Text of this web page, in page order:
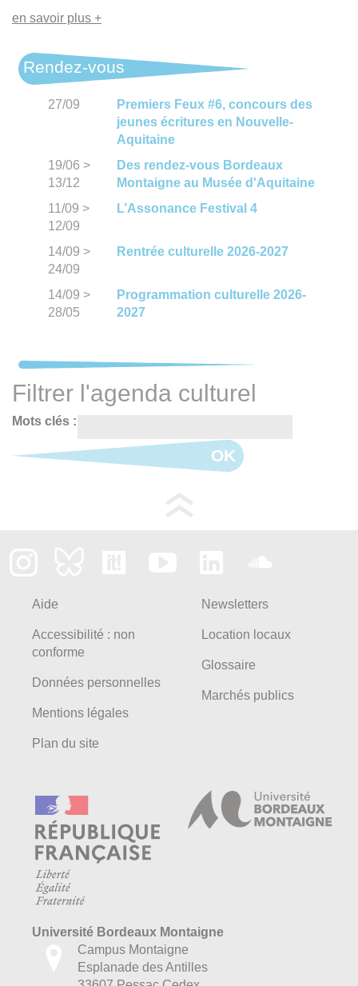
en savoir plus +
Rendez-vous
27/09
Premiers Feux #6, concours des
jeunes écritures en Nouvelle-
Aquitaine
19/06 >
13/12
Des rendez-vous Bordeaux
Montaigne au Musée d'Aquitaine
11/09 >
12/09
L’Assonance Festival 4
14/09 >
24/09
Rentrée culturelle 2026-2027
14/09 >
28/05
Programmation culturelle 2026-
2027
Filtrer l'agenda culturel
Mots clés :
OK
Aide
Accessibilité : non
conforme
Données personnelles
Mentions légales
Plan du site
Newsletters
Location locaux
Glossaire
Marchés publics
Université Bordeaux Montaigne
Campus Montaigne
Esplanade des Antilles